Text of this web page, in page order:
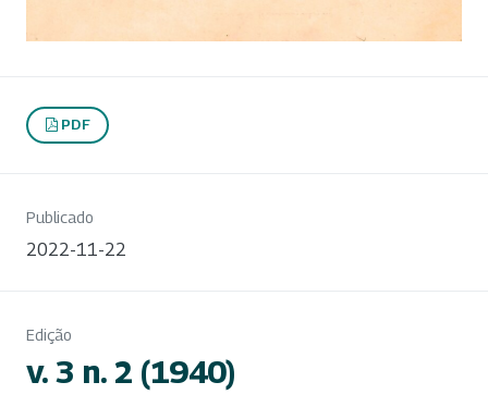
PDF
Publicado
2022-11-22
Edição
v. 3 n. 2 (1940)